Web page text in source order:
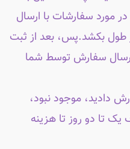
مورد سفارشات با ارسال
طول بکشد.پس، بعد از ثبت
سفارش توسط شما
دادید، موجود نبود،
تا دو روز تا هزینه